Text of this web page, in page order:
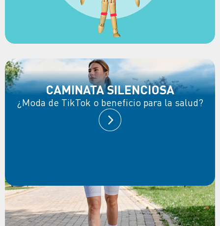
CAMINATA SILENCIOSA
¿Moda de TikTok o beneficio para la salud?